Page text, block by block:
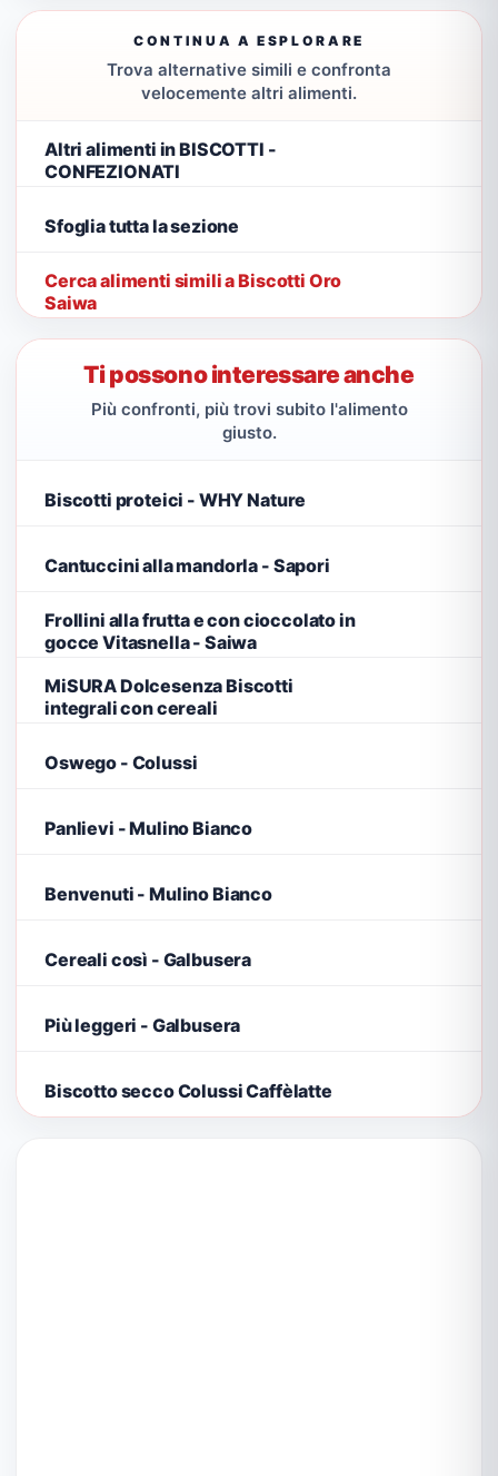
CONTINUA A ESPLORARE
Trova alternative simili e confronta
velocemente altri alimenti.
Altri alimenti in BISCOTTI -
CONFEZIONATI
Sfoglia tutta la sezione
Cerca alimenti simili a Biscotti Oro
Saiwa
Ti possono interessare anche
Più confronti, più trovi subito l'alimento
giusto.
Biscotti proteici - WHY Nature
Cantuccini alla mandorla - Sapori
Frollini alla frutta e con cioccolato in
gocce Vitasnella - Saiwa
MiSURA Dolcesenza Biscotti
integrali con cereali
Oswego - Colussi
Panlievi - Mulino Bianco
Benvenuti - Mulino Bianco
Cereali così - Galbusera
Più leggeri - Galbusera
Biscotto secco Colussi Caffèlatte